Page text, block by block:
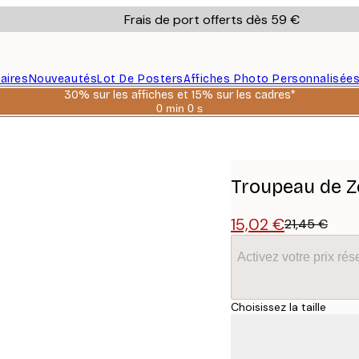
Frais de port offerts dès 59 €
NouveautésLot De PostersAffiches Photo
30% sur les affiches et 15% sur les cadres*
0 min 0 s
Valable
Troupeau de
15,02 €21,45 €
Activez votre prix
Choisissez la taille